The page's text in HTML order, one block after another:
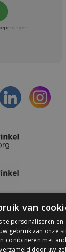
van
te personaliseren en
gebruik van onze
combineren met
door uw